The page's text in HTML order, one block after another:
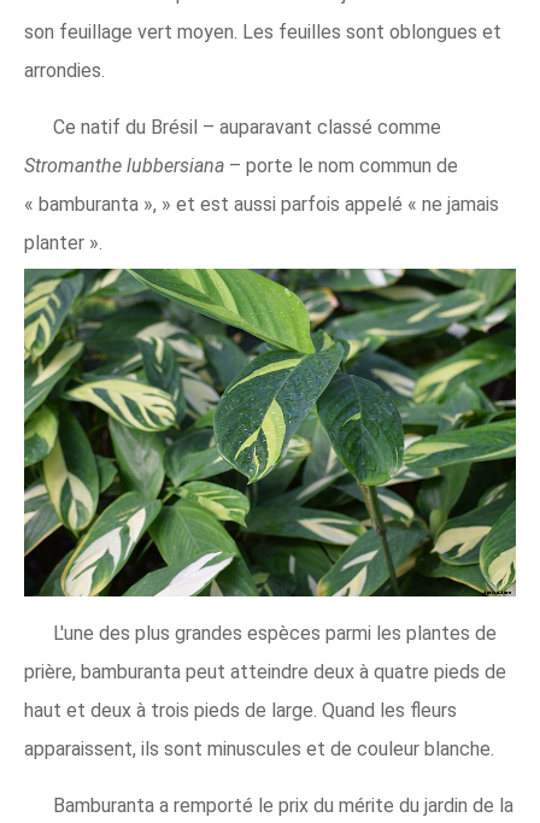
son feuillage vert moyen. Les feuilles sont oblongues et
arrondies.
Ce natif du Brésil – auparavant classé comme
Stromanthe lubbersiana – porte le nom commun de
« bamburanta », » et est aussi parfois appelé « ne jamais
planter ».
L'une des plus grandes espèces parmi les plantes de
prière, bamburanta peut atteindre deux à quatre pieds de
haut et deux à trois pieds de large. Quand les fleurs
apparaissent, ils sont minuscules et de couleur blanche.
Bamburanta a remporté le prix du mérite du jardin de la